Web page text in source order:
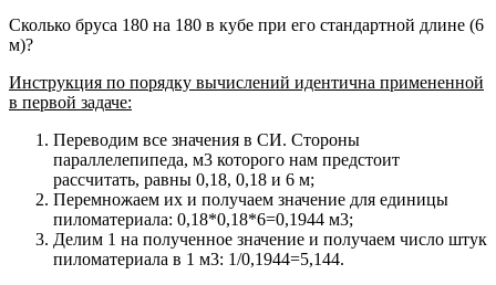
Сколько бруса 180 на 180 в кубе при его стандартной длине (6
м)?
Инструкция по порядку вычислений идентична примененной
в первой задаче:
Переводим все значения в СИ. Стороны
параллелепипеда, м3 которого нам предстоит
рассчитать, равны 0,18, 0,18 и 6 м;
Перемножаем их и получаем значение для единицы
пиломатериала: 0,18*0,18*6=0,1944 м3;
Делим 1 на полученное значение и получаем число штук
пиломатериала в 1 м3: 1/0,1944=5,144.